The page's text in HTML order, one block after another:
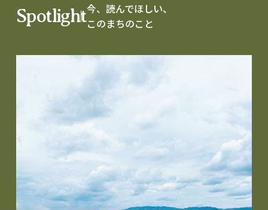
Spotlight今、読んでほしい、
このまちのこと